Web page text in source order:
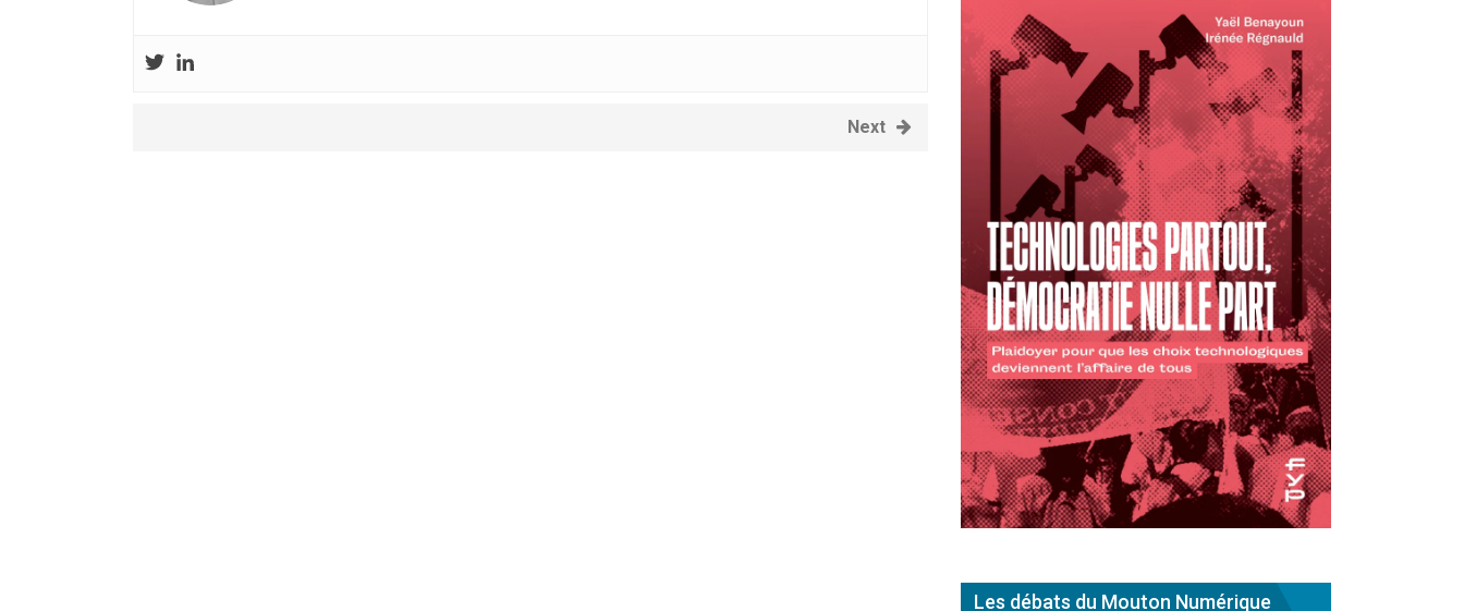
Next
Les débats du Mouton Numérique